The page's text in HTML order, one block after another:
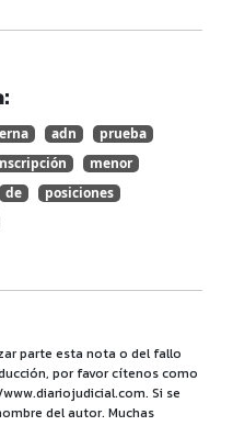
adn
prueba
menor
de
posiciones
parte esta nota o del fallo
por favor cítenos como
Si se
del autor. Muchas